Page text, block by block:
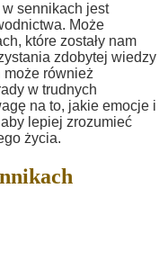
w sennikach jest
Może
które zostały nam
zdobytej wiedzy
może również
w trudnych
na to, jakie emocje i
lepiej zrozumieć
życia.